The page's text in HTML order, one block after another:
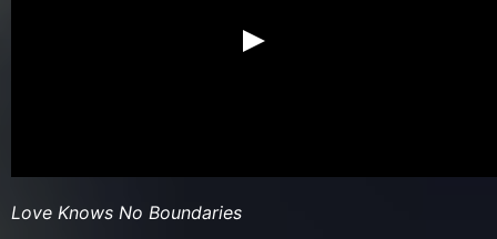
Love Knows No Boundaries